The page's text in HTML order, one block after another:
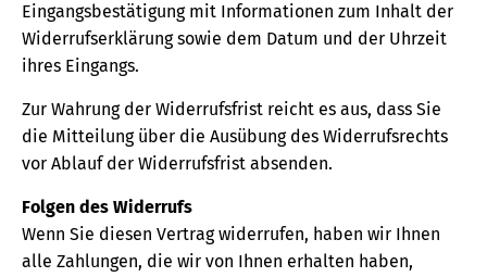
Eingangsbestätigung mit Informationen zum Inhalt der
Widerrufserklärung sowie dem Datum und der Uhrzeit
ihres Eingangs.
Zur Wahrung der Widerrufsfrist reicht es aus, dass Sie
die Mitteilung über die Ausübung des Widerrufsrechts
vor Ablauf der Widerrufsfrist absenden.
Folgen des Widerrufs
Wenn Sie diesen Vertrag widerrufen, haben wir Ihnen
alle Zahlungen, die wir von Ihnen erhalten haben,